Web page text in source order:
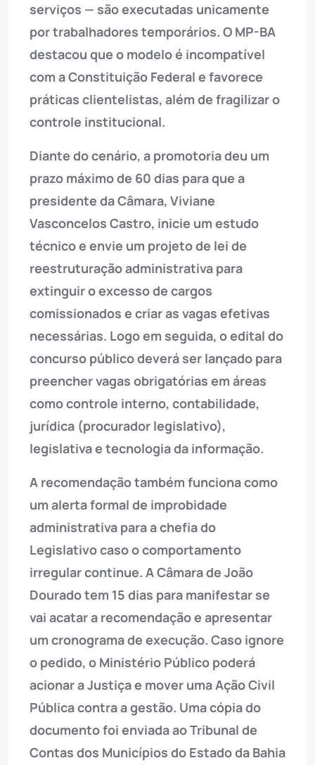
serviços — são executadas unicamente
por trabalhadores temporários. O MP-BA
destacou que o modelo é incompatível
com a Constituição Federal e favorece
práticas clientelistas, além de fragilizar o
controle institucional.
Diante do cenário, a promotoria deu um
prazo máximo de 60 dias para que a
presidente da Câmara, Viviane
Vasconcelos Castro, inicie um estudo
técnico e envie um projeto de lei de
reestruturação administrativa para
extinguir o excesso de cargos
comissionados e criar as vagas efetivas
necessárias. Logo em seguida, o edital do
concurso público deverá ser lançado para
preencher vagas obrigatórias em áreas
como controle interno, contabilidade,
jurídica (procurador legislativo),
legislativa e tecnologia da informação.
A recomendação também funciona como
um alerta formal de improbidade
administrativa para a chefia do
Legislativo caso o comportamento
irregular continue. A Câmara de João
Dourado tem 15 dias para manifestar se
vai acatar a recomendação e apresentar
um cronograma de execução. Caso ignore
o pedido, o Ministério Público poderá
acionar a Justiça e mover uma Ação Civil
Pública contra a gestão. Uma cópia do
documento foi enviada ao Tribunal de
Contas dos Municípios do Estado da Bahia